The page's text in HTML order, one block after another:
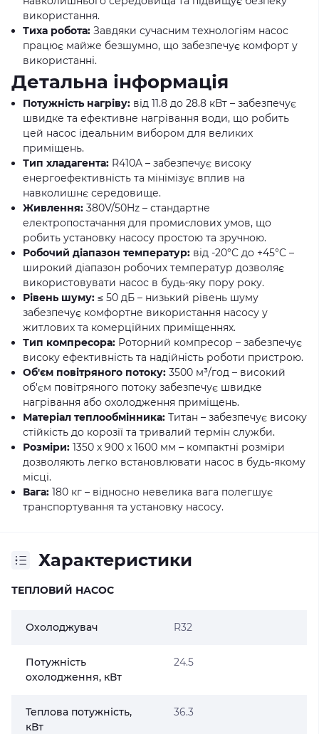
використання.
Тиха робота: Завдяки сучасним технологіям насос
працює майже безшумно, що забезпечує комфорт у
використанні.
Детальна інформація
Потужність нагріву: від 11.8 до 28.8 кВт – забезпечує
швидке та ефективне нагрівання води, що робить
цей насос ідеальним вибором для великих
приміщень.
Тип хладагента: R410A – забезпечує високу
енергоефективність та мінімізує вплив на
навколишнє середовище.
Живлення: 380V/50Hz – стандартне
електропостачання для промислових умов, що
робить установку насосу простою та зручною.
Робочий діапазон температур: від -20°C до +45°C –
широкий діапазон робочих температур дозволяє
використовувати насос в будь-яку пору року.
Рівень шуму: ≤ 50 дБ – низький рівень шуму
забезпечує комфортне використання насосу у
житлових та комерційних приміщеннях.
Тип компресора: Роторний компресор – забезпечує
високу ефективність та надійність роботи пристрою.
Об'єм повітряного потоку: 3500 м³/год – високий
об'єм повітряного потоку забезпечує швидке
нагрівання або охолодження приміщень.
Матеріал теплообмінника: Титан – забезпечує високу
стійкість до корозії та тривалий термін служби.
Розміри: 1350 x 900 x 1600 мм – компактні розміри
дозволяють легко встановлювати насос в будь-якому
місці.
Вага: 180 кг – відносно невелика вага полегшує
транспортування та установку насосу.
Характеристики
ТЕПЛОВИЙ НАСОС
Охолоджувач R32
Потужність
охолодження, кВт
24.5
Теплова потужність,
кВт
36.3